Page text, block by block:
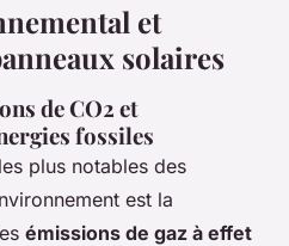
et
solaires
de CO2 et
fossiles
plus notables des
est la
émissions de gaz à effet